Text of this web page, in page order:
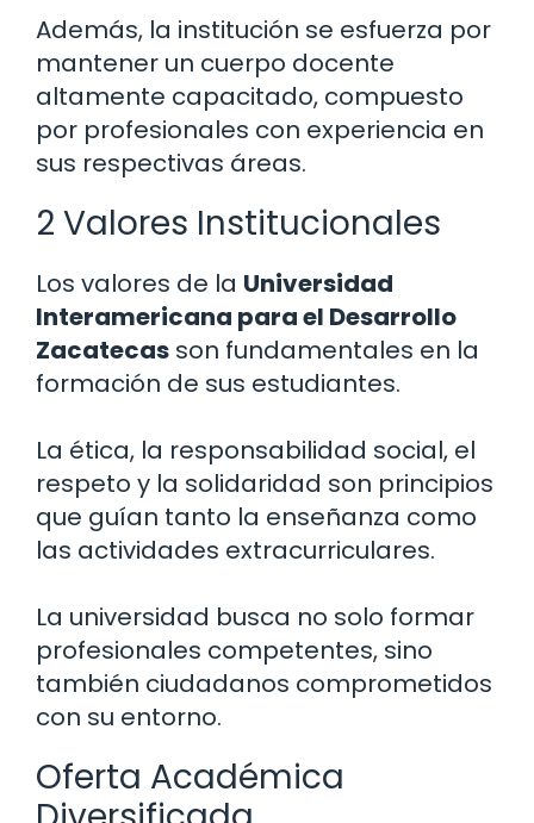
Además, la institución se esfuerza por
mantener un cuerpo docente
altamente capacitado, compuesto
por profesionales con experiencia en
sus respectivas áreas.
2 Valores Institucionales
Los valores de la Universidad
Interamericana para el Desarrollo
Zacatecas son fundamentales en la
formación de sus estudiantes.
La ética, la responsabilidad social, el
respeto y la solidaridad son principios
que guían tanto la enseñanza como
las actividades extracurriculares.
La universidad busca no solo formar
profesionales competentes, sino
también ciudadanos comprometidos
con su entorno.
Oferta Académica